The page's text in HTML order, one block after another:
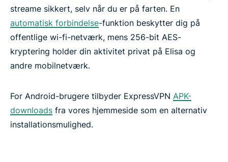
streame sikkert, selv når du er på farten. En
automatisk forbindelse-funktion beskytter dig på
offentlige wi-fi-netværk, mens 256-bit AES-
kryptering holder din aktivitet privat på Elisa og
andre mobilnetværk.
For Android-brugere tilbyder ExpressVPN APK-
downloads fra vores hjemmeside som en alternativ
installationsmulighed.